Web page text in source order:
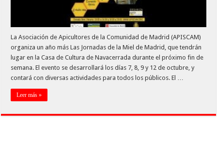
La Asociación de Apicultores de la Comunidad de Madrid (APISCAM)
organiza un año más Las Jornadas de la Miel de Madrid, que tendrán
lugar en la Casa de Cultura de Navacerrada durante el próximo fin de
semana. El evento se desarrollará los días 7, 8, 9 y 12 de octubre, y
contará con diversas actividades para todos los públicos. El …
Leer más »